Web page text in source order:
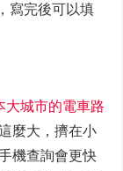
，寫完後可以填
大城市的電車路
麼大，擠在小
機查詢會更快